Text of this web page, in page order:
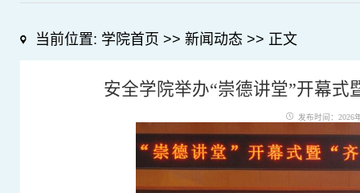
当前位置: 学院首页 >> 新闻动态 >> 正文
安全学院举办“崇德讲堂”开幕式
发布时间：2026